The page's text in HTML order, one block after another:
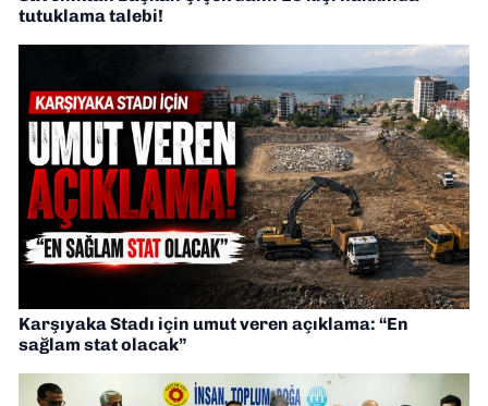
tutuklama talebi!
Karşıyaka Stadı için umut veren açıklama: “En
sağlam stat olacak”